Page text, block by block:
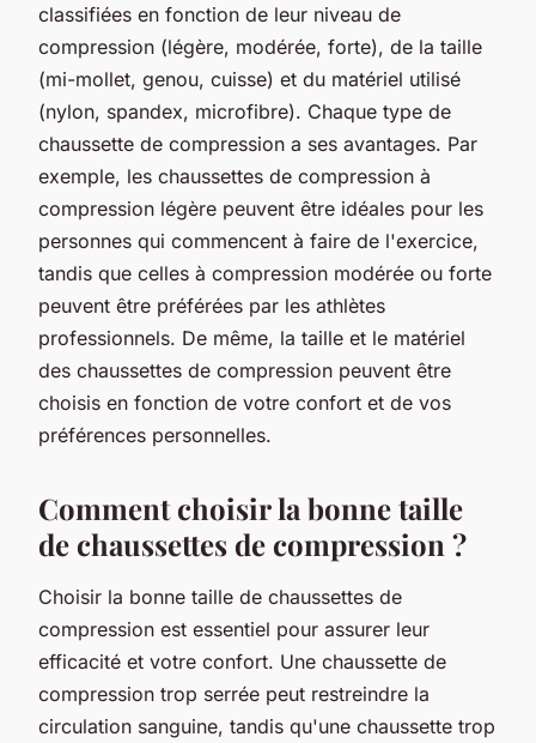
classifiées en fonction de leur niveau de
compression (légère, modérée, forte), de la taille
(mi-mollet, genou, cuisse) et du matériel utilisé
(nylon, spandex, microfibre). Chaque type de
chaussette de compression a ses avantages. Par
exemple, les chaussettes de compression à
compression légère peuvent être idéales pour les
personnes qui commencent à faire de l'exercice,
tandis que celles à compression modérée ou forte
peuvent être préférées par les athlètes
professionnels. De même, la taille et le matériel
des chaussettes de compression peuvent être
choisis en fonction de votre confort et de vos
préférences personnelles.
Comment choisir la bonne taille
de chaussettes de compression ?
Choisir la bonne taille de chaussettes de
compression est essentiel pour assurer leur
efficacité et votre confort. Une chaussette de
compression trop serrée peut restreindre la
circulation sanguine, tandis qu'une chaussette trop